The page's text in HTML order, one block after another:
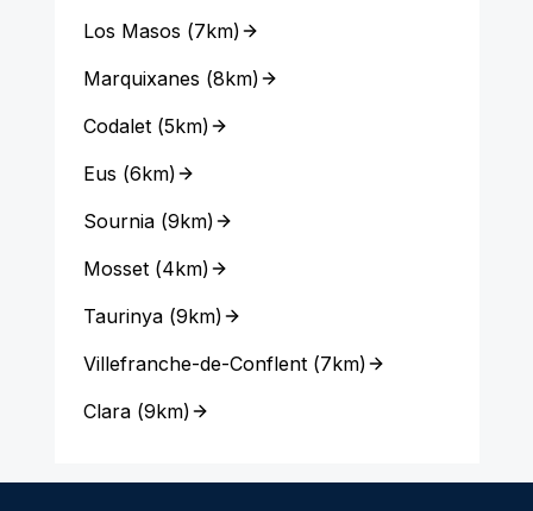
Los Masos (7km)
Marquixanes (8km)
Codalet(5km)
Eus (6km)
Sournia(9km)
Mosset(4km)
Taurinya(9km)
Villefranche-de-Conflent(7km)
Clara(9km)